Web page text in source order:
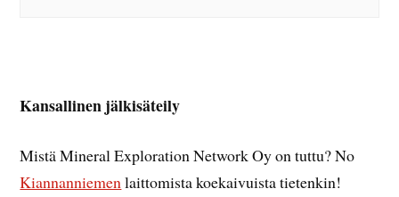
Kansallinen jälkisäteily
Mistä Mineral Exploration Network Oy on tuttu? No
Kiannanniemenlaittomista koekaivuista tietenkin!